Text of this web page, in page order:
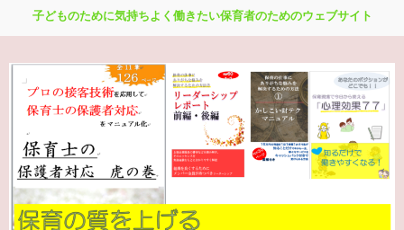
子どものために気持ちよく働きたい保育者のためのウェブサイト